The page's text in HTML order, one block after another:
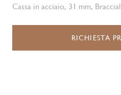
Cassa in acciaio, 31 mm,
RICHIESTA